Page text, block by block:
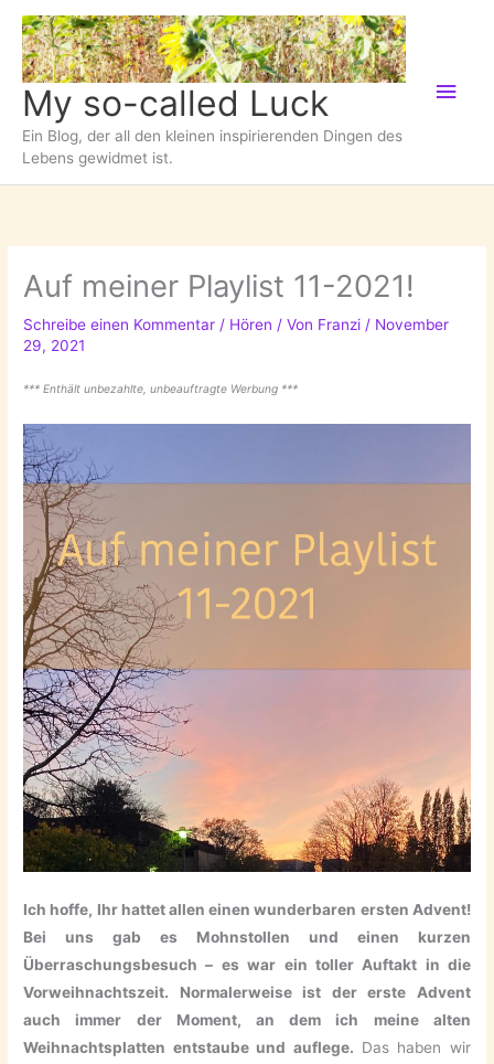
Zum
Inhalt
springen
My so-called Luck
Ein Blog, der all den kleinen inspirierenden Dingen des
Lebens gewidmet ist.
Auf meiner Playlist 11-2021!
Schreibe einen Kommentar / Hören / Von Franzi/ November
29, 2021
*** Enthält unbezahlte, unbeauftragte Werbung ***
Ich hoffe, Ihr hattet allen einen wunderbaren ersten Advent!
Bei uns gab es Mohnstollen und einen kurzen
Überraschungsbesuch – es war ein toller Auftakt in die
Vorweihnachtszeit. Normalerweise ist der erste Advent
auch immer der Moment, an dem ich meine alten
Weihnachtsplatten entstaube und auflege. Das haben wir